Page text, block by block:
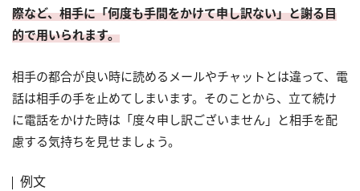
際など、相手に「何度も手間をかけて申し訳ない」と謝る目
的で用いられます。
相手の都合が良い時に読めるメールやチャットとは違って、電
話は相手の手を止めてしまいます。そのことから、立て続け
に電話をかけた時は「度々申し訳ございません」と相手を配
慮する気持ちを見せましょう。
例文